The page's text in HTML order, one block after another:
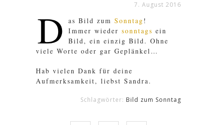
7. August 2016
D as Bild zum Sonntag!
Immer wieder sonntags ein
Bild, ein einzig Bild. Ohne
viele Worte oder gar Geplänkel…
Hab vielen Dank für deine
Aufmerksamkeit, liebst Sandra.
Schlagwörter: Bild zum Sonntag